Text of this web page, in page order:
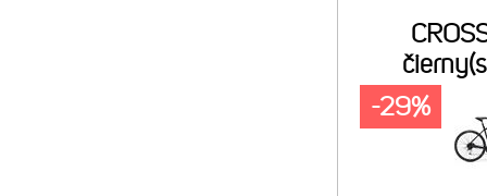
-29%